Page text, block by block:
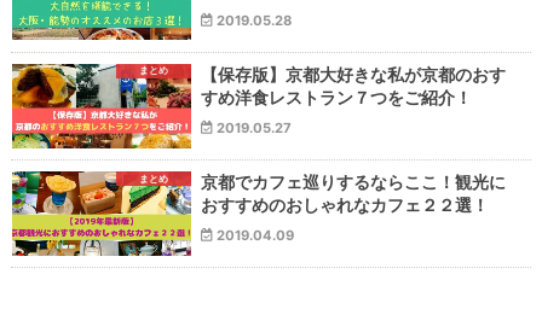
2019.05.28
まとめ
【保存版】京都大好きな私が京都のおす
すめ洋食レストラン７つをご紹介！
2019.05.27
まとめ
京都でカフェ巡りするならここ！観光に
おすすめのおしゃれなカフェ２２選！
2019.04.09